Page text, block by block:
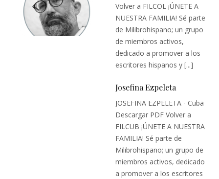
Volver a FILCOL ¡ÚNETE A
NUESTRA FAMILIA! Sé parte
de Milibrohispano; un grupo
de miembros activos,
dedicado a promover a los
escritores hispanos y [...]
Josefina Ezpeleta
JOSEFINA EZPELETA - Cuba
Descargar PDF Volver a
FILCUB ¡ÚNETE A NUESTRA
FAMILIA! Sé parte de
Milibrohispano; un grupo de
miembros activos, dedicado
a promover a los escritores